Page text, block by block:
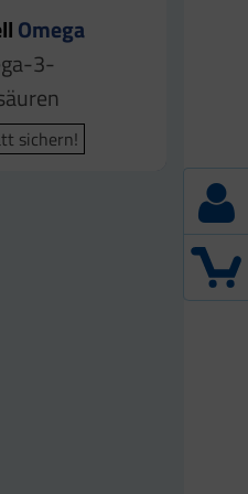
Omega
3-
sichern!